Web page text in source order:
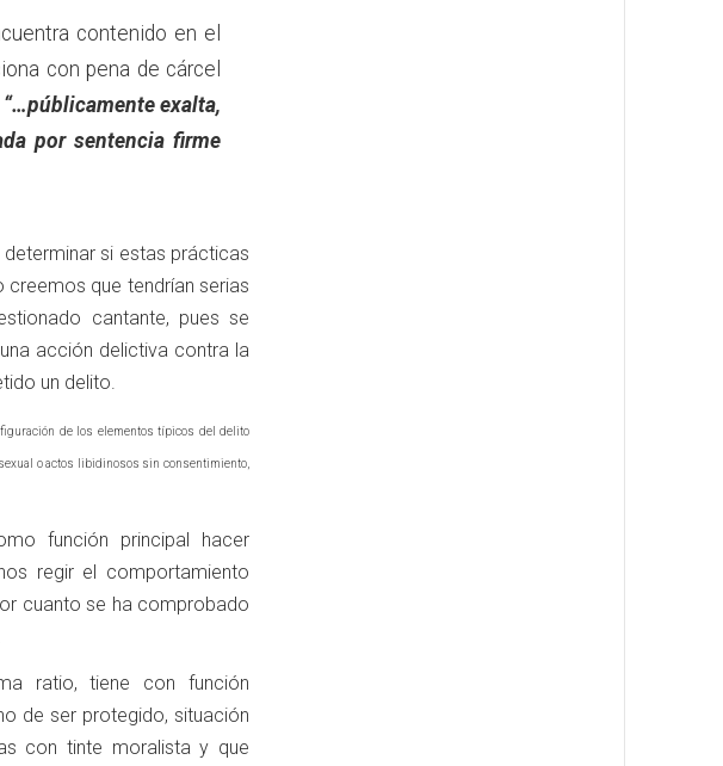
contenido en el
con pena de cárcel
“…públicamente exalta,
por sentencia firme
si estas prácticas
que tendrían serias
cantante, pues se
acción delictiva contra la
un delito.
de los elementos típicos del delito
o actos libidinosos sin consentimiento,
función principal hacer
regir el comportamiento
cuanto se ha comprobado
ratio, tiene con función
de ser protegido, situación
con tinte moralista y que